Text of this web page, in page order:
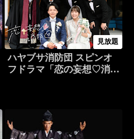
見放題
ハヤブサ消防団 スピンオ
フドラマ「恋の妄想♡消防